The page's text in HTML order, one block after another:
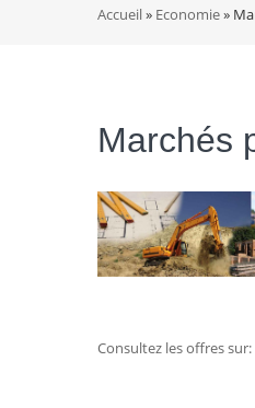
Vous
Accueil» Economie»
Marchés
Consultez les offres sur: